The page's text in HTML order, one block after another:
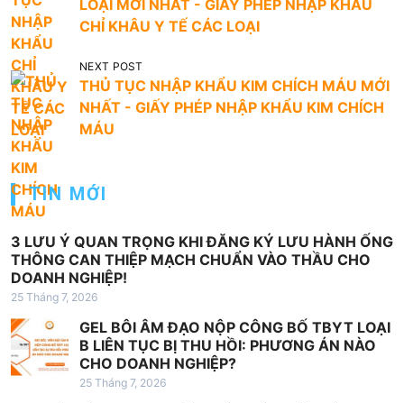
ề
u
h
ư
ớ
n
g
b
à
i
v
i
ế
t
LOẠI MỚI NHẤT - GIẤY PHÉP NHẬP KHẨU
CHỈ KHÂU Y TẾ CÁC LOẠI
NEXT POST
THỦ TỤC NHẬP KHẨU KIM CHÍCH MÁU MỚI
NHẤT - GIẤY PHÉP NHẬP KHẨU KIM CHÍCH
MÁU
TIN MỚI
3 LƯU Ý QUAN TRỌNG KHI ĐĂNG KÝ LƯU HÀNH ỐNG
THÔNG CAN THIỆP MẠCH CHUẨN VÀO THẦU CHO
DOANH NGHIỆP!
25 Tháng 7, 2026
GEL BÔI ÂM ĐẠO NỘP CÔNG BỐ TBYT LOẠI
B LIÊN TỤC BỊ THU HỒI: PHƯƠNG ÁN NÀO
CHO DOANH NGHIỆP?
25 Tháng 7, 2026